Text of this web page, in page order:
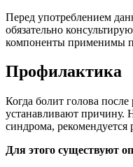
Перед употреблением
обязательно
компоненты применимы
Профилактика
Когда болит голова
устанавливают причину.
синдрома,
Для этого существуют